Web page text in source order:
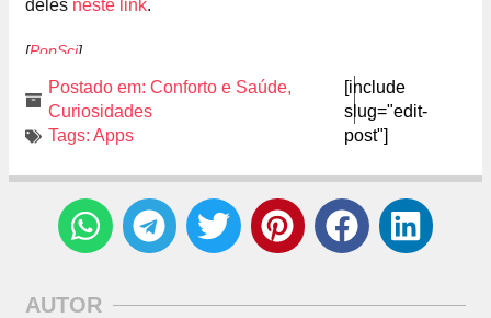
deles neste link.
[PopSci]
Postado em: Conforto e Saúde,
Curiosidades
Tags: Apps
[include
slug="edit-
post"]
AUTOR